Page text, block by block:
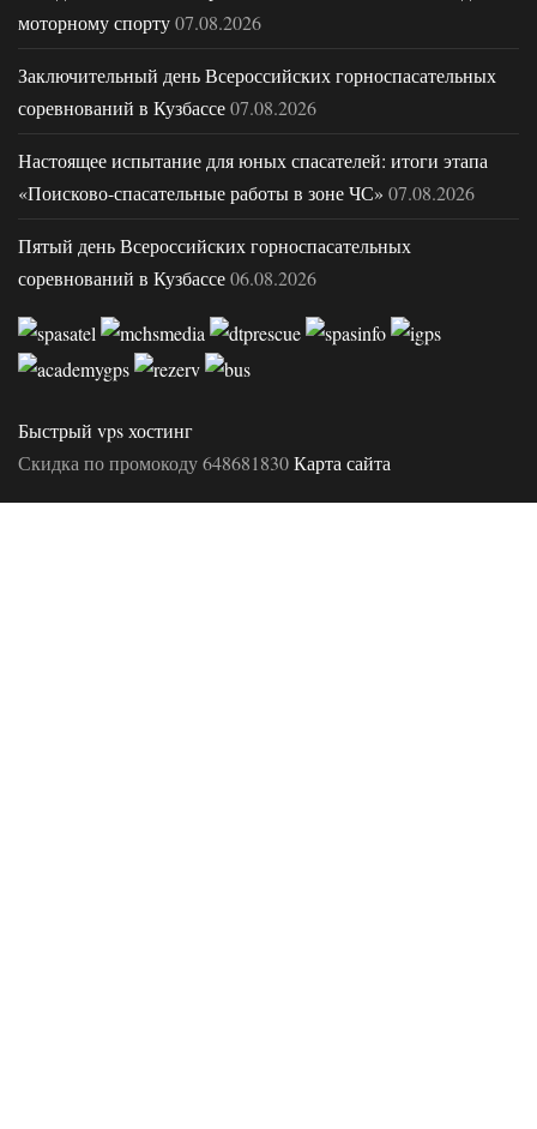
моторному спорту07.08.2026
Заключительный день Всероссийских горноспасательных
соревнований в Кузбассе07.08.2026
Настоящее испытание для юных спасателей: итоги этапа
«Поисково-спасательные работы в зоне ЧС» 07.08.2026
Пятый день Всероссийских горноспасательных
соревнований в Кузбассе06.08.2026
Быстрый vps хостинг
Скидка по промокоду 648681830Карта сайта